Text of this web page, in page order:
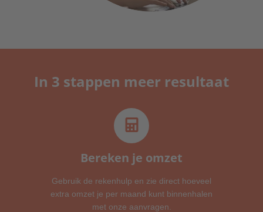
Schilders
Binnen- en buitenschilderwerk
Voor alle thuisbatterij opties
Tuinonderhoud
Tuinontwerp, -aanleg of -onderhoud
In 3 stappen meer resultaat
Bereken je omzet
Gebruik de rekenhulp en zie direct hoeveel
extra omzet je per maand kunt binnenhalen
met onze aanvragen.